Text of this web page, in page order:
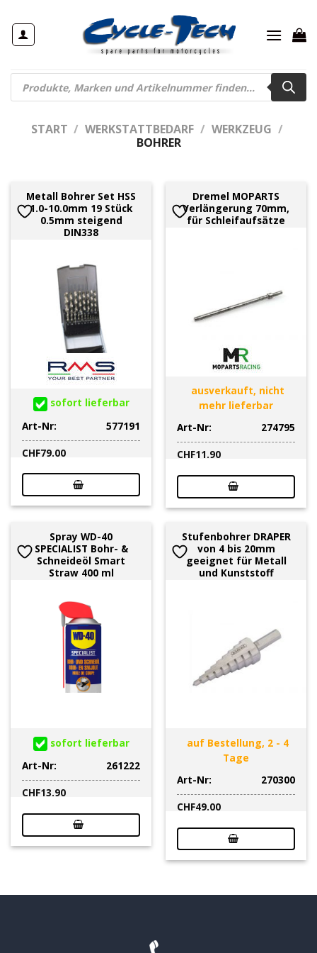
Inhalt
springen
Products
search
START / WERKSTATTBEDARF / WERKZEUG /
BOHRER
Metall Bohrer Set HSS
1.0-10.0mm 19 Stück
0.5mm steigend
DIN338
sofort lieferbar
Art-Nr:
577191
CHF79.00
Dremel MOPARTS
Verlängerung 70mm,
für Schleifaufsätze
ausverkauft, nicht
mehr lieferbar
Art-Nr:
274795
CHF11.90
Spray WD-40
SPECIALIST Bohr- &
Schneideöl Smart
Straw 400 ml
sofort lieferbar
Art-Nr:
261222
CHF13.90
Stufenbohrer DRAPER
von 4 bis 20mm
geeignet für Metall
und Kunststoff
auf Bestellung, 2 - 4
Tage
Art-Nr:
270300
CHF49.00